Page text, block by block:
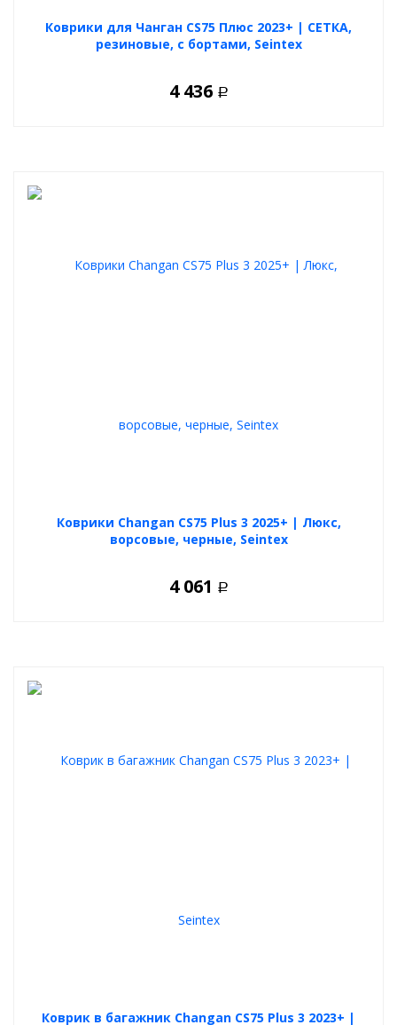
Коврики для Чанган CS75 Плюс 2023+ | СЕТКА,
резиновые, с бортами, Seintex
4 436 Р
Коврики Changan CS75 Plus 3 2025+ | Люкс,
ворсовые, черные, Seintex
4 061 Р
Коврик в багажник Changan CS75 Plus 3 2023+ |